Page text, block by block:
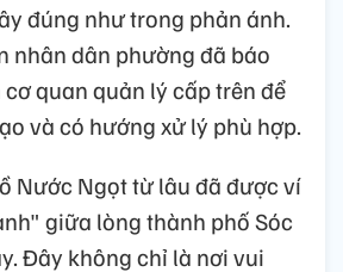
đúng như trong phản ánh.
nhân dân phường đã báo
quan quản lý cấp trên để
và có hướng xử lý phù hợp.
Nước Ngọt từ lâu đã được ví
giữa lòng thành phố Sóc
Đây không chỉ là nơi vui